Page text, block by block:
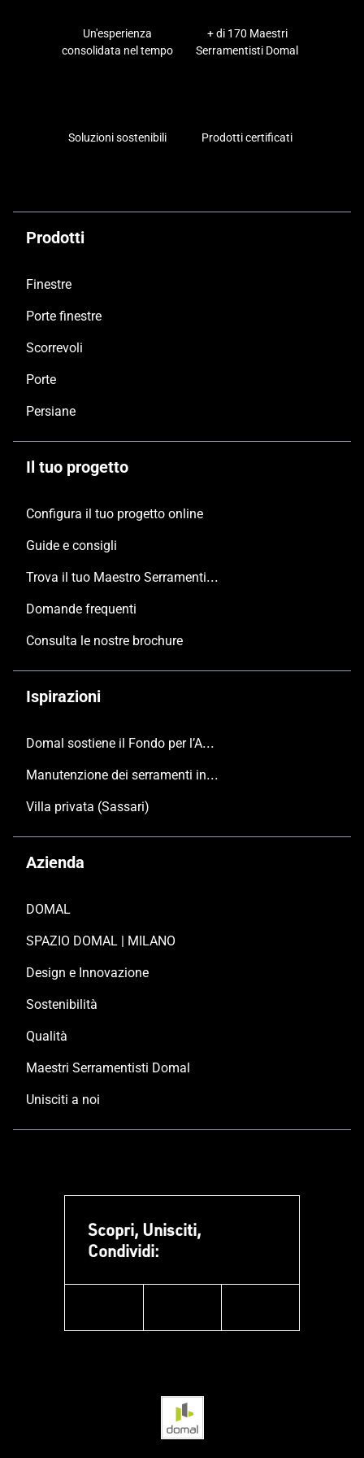
Crotone
soluzioni e aiutarti a trovare il prodotto perfetto
Un'esperienza
consolidata nel tempo
+ di 170 Maestri
Serramentisti Domal
Soluzioni sostenibili Prodotti certificati
Prodotti
Finestre
Porte finestre
Scorrevoli
Porte
Persiane
Il tuo progetto
Configura il tuo progetto online
Guide e consigli
Trova il tuo Maestro Serramentista Domal
Domande frequenti
Consulta le nostre brochure
Ispirazioni
Domal sostiene il Fondo per l’Ambiente Italiano anche per le Giornate FAI di Primavera 2024
Manutenzione dei serramenti in alluminio
Villa privata (Sassari)
Azienda
DOMAL
SPAZIO DOMAL | MILANO
Design e Innovazione
Sostenibilità
Qualità
Maestri Serramentisti Domal
Unisciti a noi
Scopri, Unisciti,
Condividi: